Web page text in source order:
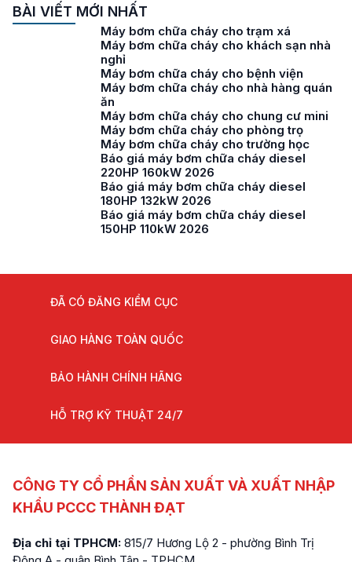
BÀI VIẾT MỚI NHẤT
Máy bơm chữa cháy cho trạm xá
Máy bơm chữa cháy cho khách sạn nhà
nghỉ
Máy bơm chữa cháy cho bệnh viện
Máy bơm chữa cháy cho nhà hàng quán
ăn
Máy bơm chữa cháy cho chung cư mini
Máy bơm chữa cháy cho phòng trọ
Máy bơm chữa cháy cho trường học
Báo giá máy bơm chữa cháy diesel
220HP 160kW 2026
Báo giá máy bơm chữa cháy diesel
180HP 132kW 2026
Báo giá máy bơm chữa cháy diesel
150HP 110kW 2026
ĐÃ CÓ ĐĂNG KIỂM CỤC
GIAO HÀNG TOÀN QUỐC
BẢO HÀNH CHÍNH HÃNG
HỖ TRỢ KỸ THUẬT 24/7
CÔNG TY CỔ PHẦN SẢN XUẤT VÀ XUẤT NHẬP
KHẨU PCCC THÀNH ĐẠT
Địa chỉ tại TPHCM: 815/7 Hương Lộ 2 - phường Bình Trị